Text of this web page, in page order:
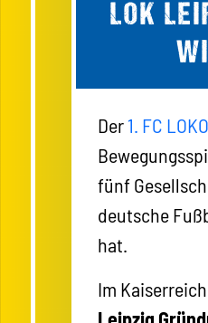
LOK
Der1. FC
fünf
deutsche
hat.
Im